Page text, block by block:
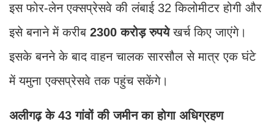
इस फोर-लेन एक्सप्रेसवे की लंबाई 32 किलोमीटर होगी और
इसे बनाने में करीब 2300 करोड़ रुपयेखर्च किए जाएंगे।
इसके बनने के बाद वाहन चालक सारसौल से मात्र एक घंटे
में यमुना एक्सप्रेसवे तक पहुंच सकेंगे।
अलीगढ़ के 43 गांवों की जमीन का होगा अधिग्रहण